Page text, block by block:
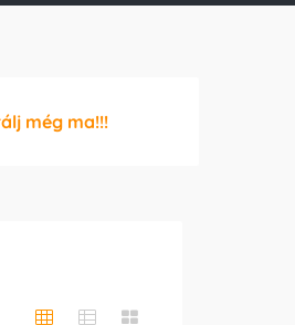
még ma!!!